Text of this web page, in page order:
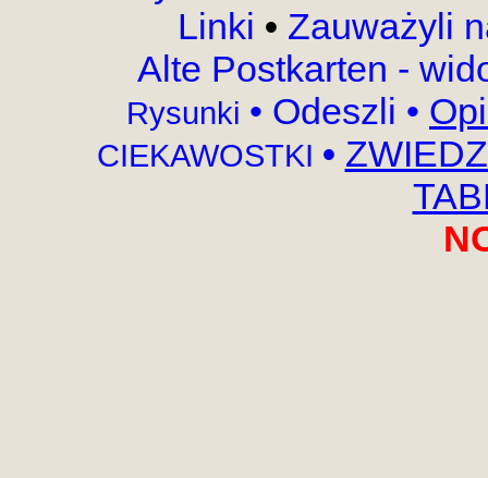
Linki • Zauważyli
Alte Postkarten -
Rysunki • Odeszli •
CIEKAWOSTKI •